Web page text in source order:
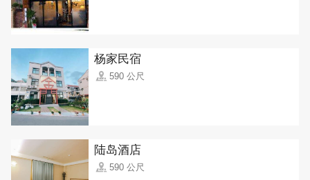
杨家民宿
590 公尺
陆岛酒店
590 公尺